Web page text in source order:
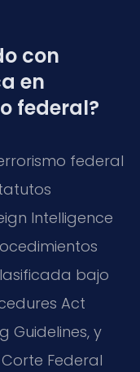
con
en
federal?
federal
Intelligence
bajo
Act
Guidelines, y
Federal